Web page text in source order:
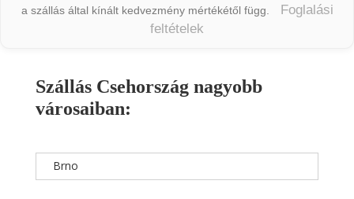
a szállás által kínált kedvezmény mértékétől függ.
Foglalási
feltételek
Szállás Csehország nagyobb
városaiban:
Brno